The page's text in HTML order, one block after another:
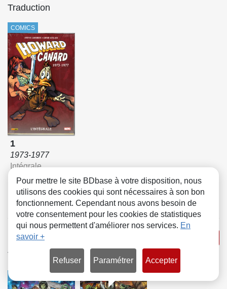
Traduction
COMICS
1
1973-1977
Intégrale
Imperial
Traduction
Pour mettre le site BDbase à votre disposition, nous
utilisons des cookies qui sont nécessaires à son bon
fonctionnement. Cependant nous avons besoin de
votre consentement pour les cookies de statistiques
qui nous permettent d'améliorer nos services. En
savoir +
Refuser Paramétrer Accepter